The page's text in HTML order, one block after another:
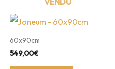
60x90cm
549,00€